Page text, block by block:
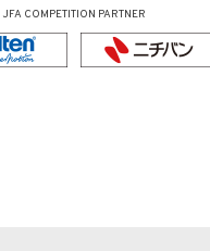
JFA COMPETITION PARTNER